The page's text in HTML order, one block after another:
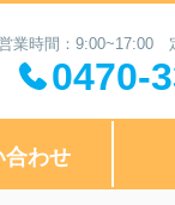
業時間：9:00~17:00
0470-
合わせ